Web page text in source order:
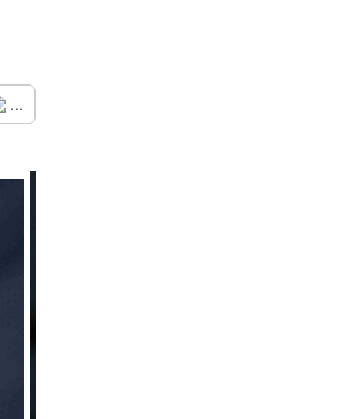
...